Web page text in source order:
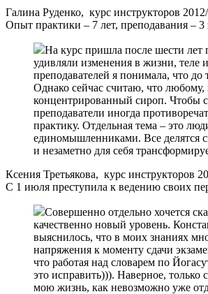
Галина Руденко, курс инструкторов
Опыт практики – 7 лет, преподавания – 3
На курс пришла после шести лет
удивляли изменения в жизни, теле
преподавателей я понимала, что
Однако сейчас считаю, что
концентрированный сироп. Чтобы
преподаватели иногда
практику. Отдельная тема – это
единомышленниками. Все делятся
и незаметно для себя
Ксения Третьякова, курс инструкторов
С 1 июля преступила к ведению своих
Совершенно отдельно хочется
качественно новый уровень.
выяснилось, что в моих знаниях
напряжения к моменту сдачи
что работая над словарем по
это исправить))). Наверное,
мою жизнь, как невозможно уже